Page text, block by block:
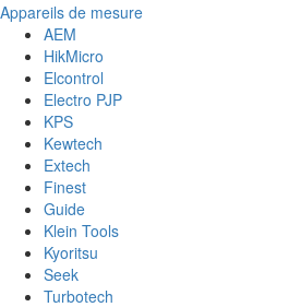
Appareils de mesure
AEM
HikMicro
Elcontrol
Electro PJP
KPS
Kewtech
Extech
Finest
Guide
Klein Tools
Kyoritsu
Seek
Turbotech